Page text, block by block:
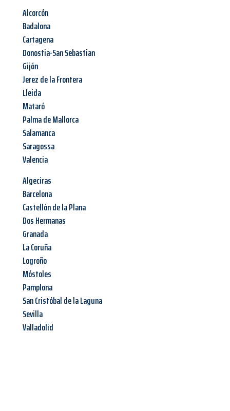
Alcorcón
Badalona
Cartagena
Donostia-San Sebastian
Gijón
Jerez de la Frontera
Lleida
Mataró
Palma de Mallorca
Salamanca
Saragossa
Valencia
Algeciras
Barcelona
Castellón de la Plana
Dos Hermanas
Granada
La Coruña
Logroño
Móstoles
Pamplona
San Cristóbal de la Laguna
Sevilla
Valladolid